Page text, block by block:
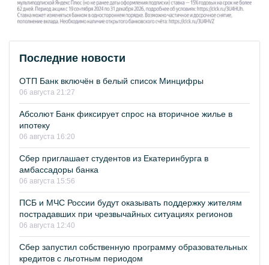
Последние новости
ОТП Банк включён в белый список Минцифры
06 августа 21:27
Абсолют Банк фиксирует спрос на вторичное жилье в
ипотеку
06 августа 16:20
Сбер приглашает студентов из Екатеринбурга в
амбассадоры банка
06 августа 15:56
ПСБ и МЧС России будут оказывать поддержку жителям
пострадавших при чрезвычайных ситуациях регионов
06 августа 12:40
Сбер запустил собственную программу образовательных
кредитов с льготным периодом